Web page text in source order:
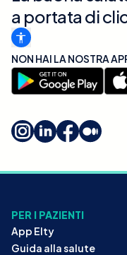
a portata di
NON HAI LA NOSTRA
PER I PAZIENTI
App Elty
Guida alla salute